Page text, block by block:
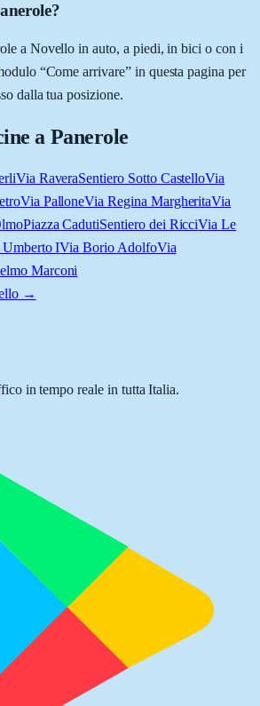
a Novello in auto, a piedi, in bici o con i
“Come arrivare” in questa pagina per
dalla tua posizione.
a Panerole
Via RaveraSentiero Sotto CastelloVia
Via PalloneVia Regina MargheritaVia
Piazza CadutiSentiero dei RicciVia Le
IVia Borio AdolfoVia
Marconi
→
in tempo reale in tutta Italia.